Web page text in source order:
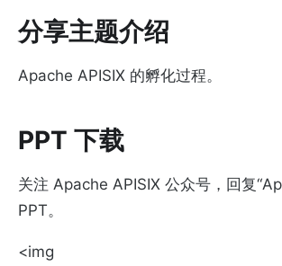
分享主题介绍
Apache APISIX 的孵化过程。
PPT 下载
关注 Apache APISIX 公众号，回复
PPT。
<img